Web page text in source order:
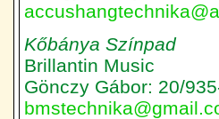
Kőbánya Színpad
Brillantin Music
Gönczy Gábor: 20/